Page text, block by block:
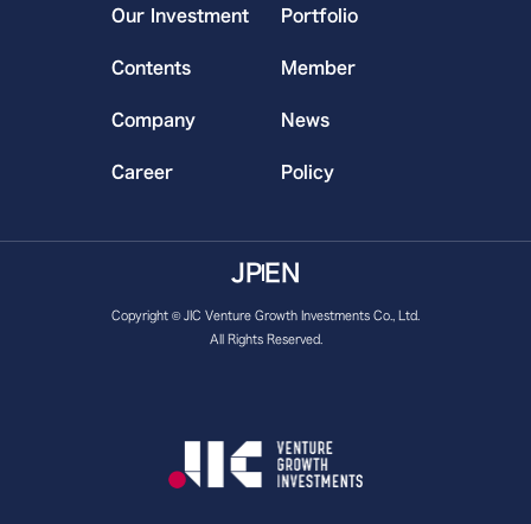
Our Investment Portfolio
Contents Member
Company News
Career Policy
JP EN
Copyright © JIC Venture Growth Investments Co., Ltd.
All Rights Reserved.